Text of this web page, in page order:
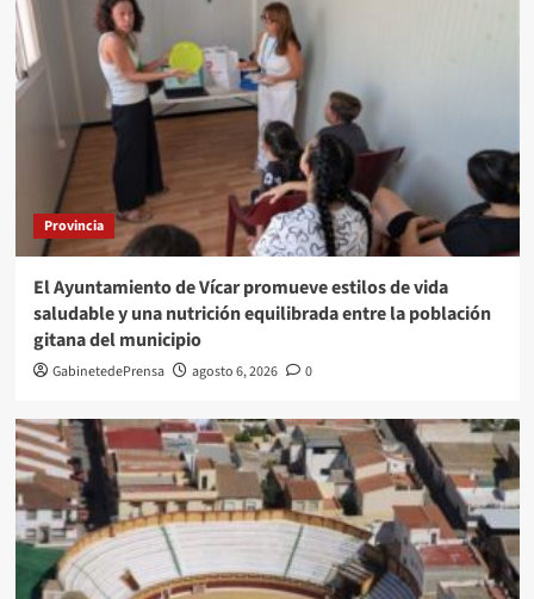
Provincia
El Ayuntamiento de Vícar promueve estilos de vida
saludable y una nutrición equilibrada entre la población
gitana del municipio
GabinetedePrensa agosto 6, 2026 0